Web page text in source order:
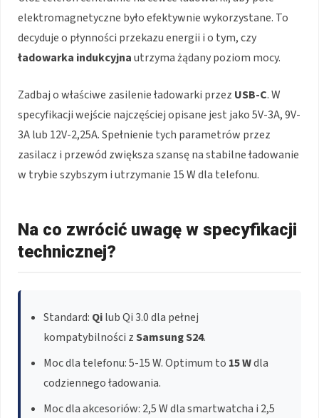
elektromagnetyczne było efektywnie wykorzystane. To
decyduje o płynności przekazu energii i o tym, czy
ładowarka indukcyjnautrzyma żądany poziom mocy.
Zadbaj o właściwe zasilenie ładowarki przez USB-C. W
specyfikacji wejście najczęściej opisane jest jako 5V-3A, 9V-
3A lub 12V-2,25A. Spełnienie tych parametrów przez
zasilacz i przewód zwiększa szansę na stabilne ładowanie
w trybie szybszym i utrzymanie 15 W dla telefonu.
Na co zwrócić uwagę w specyfikacji
technicznej?
Standard: Qilub Qi 3.0 dla pełnej
kompatybilności zSamsung S24.
Moc dla telefonu: 5-15 W. Optimum to 15 Wdla
codziennego ładowania.
Moc dla akcesoriów: 2,5 W dla smartwatcha i 2,5